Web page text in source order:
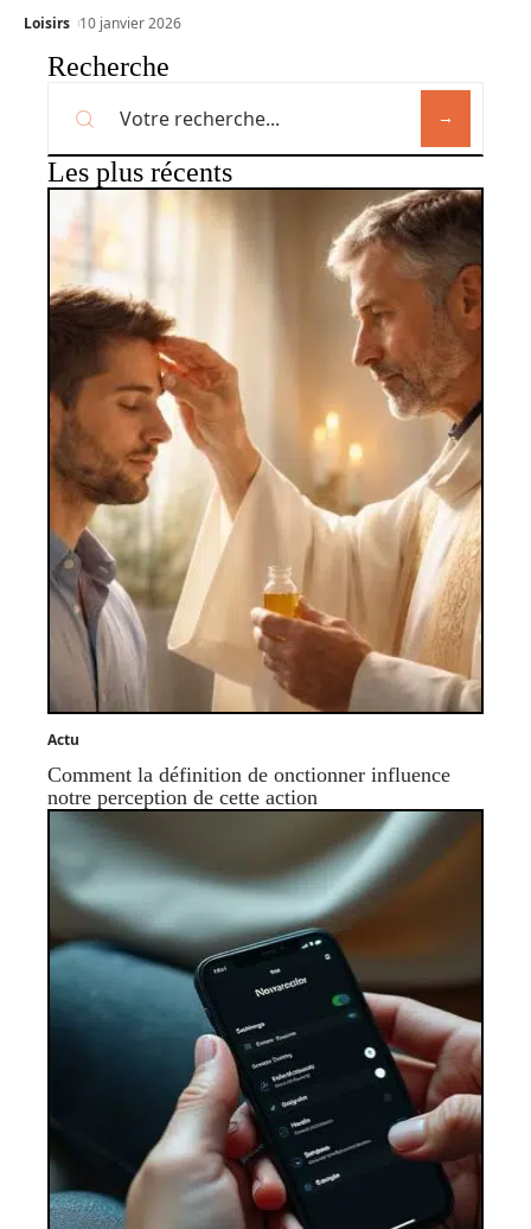
Loisirs 10 janvier 2026
Recherche
Les plus récents
Actu
Comment la définition de onctionner influence
notre perception de cette action